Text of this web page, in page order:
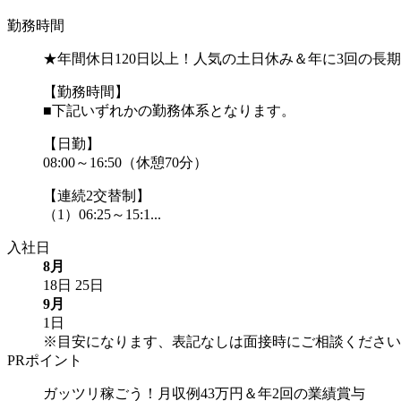
勤務時間
★年間休日120日以上！人気の土日休み＆年に3回の長
【勤務時間】
■下記いずれかの勤務体系となります。
【日勤】
08:00～16:50（休憩70分）
【連続2交替制】
（1）06:25～15:1...
入社日
8月
18日 25日
9月
1日
※目安になります、表記なしは面接時にご相談ください
PRポイント
ガッツリ稼ごう！月収例43万円＆年2回の業績賞与